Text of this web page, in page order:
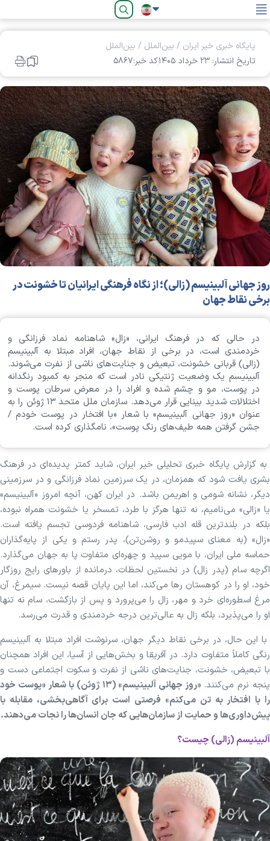
فارسی
پایگاه خبری خیر ایران / بین‌الملل / بین‌الملل
تاریخ انتشار: ۲۳ خرداد ۱۴۰۵
کد خبر:۵۸۶۷
روز جهانی آلبینیسم (زالی)؛ از نگاه فرهنگی ایرانیان تا خشونت در
برخی نقاط جهان
در حالی که در فرهنگ ایرانی، «زال» شاهنامه نماد فرزانگی و
خردمندی است، در برخی از نقاط جهان، افراد مبتلا به آلبینیسم
(زالی) قربانی خشونت، تبعیض و جنایت‌های ناشی از نفرت می‌شوند.
آلبینیسم یک وضعیت ژنتیکی نادر است که منجر به کمبود رنگدانه
در پوست، مو و چشم شده و افراد را در معرض سرطان پوست و
اختلالات شدید بینایی قرار می‌دهد. سازمان ملل متحد ۱۳ ژوئن را به
عنوان «روز جهانی آلبینیسم» با شعار «با افتخار در پوست خودم /
جشن گرفتن همه طیف‌های رنگ پوست»، نامگذاری کرده است.
به گزارش پایگاه خبری تحلیلی خیر ایران، شاید کمتر پدیده‌ای در فرهنگ
بشری یافت شود که همزمان، در یک سرزمین نماد فرزانگی و در سرزمینی
دیگر، نشانه شومی و اهریمن باشد. در ایران کهن، آنچه امروز «آلبینیسم»
یا «زالی» می‌نامیم، نه تنها هرگز با طرد، تمسخر یا خشونت همراه نبوده،
بلکه در بلندترین قله ادب فارسی، شاهنامه فردوسی تجسم یافته است.
«زال» (به معنای سپیدمو و روشن‌تن)، پدر رستم و یکی از پایه‌گذاران
حماسه ملی ایران، با مویی سپید و چهره‌ای متفاوت پا به جهان می‌گذارد.
اگرچه سام (پدر زال) در نخستین لحظات، درمانده از باورهای رایج روزگار
خود، او را در کوهستان رها می‌کند، اما این پایان قصه نیست. سیمرغ، آن
مرغ اسطوره‌ای خرد و مهر، زال را می‌پرورد و پس از بازگشت، سام نه تنها
او را می‌پذیرد، بلکه زال به عالی‌ترین درجه خردمندی و قدرت می‌رسد.
با این حال، در برخی نقاط دیگر جهان، سرنوشت افراد مبتلا به آلبینیسم
رنگی کاملاً متفاوت دارد. در آفریقا و بخش‌هایی از آسیا، این افراد همچنان
با تبعیض، خشونت، جنایت‌های ناشی از نفرت و سکوت اجتماعی دست و
پنجه نرم می‌کنند.
«روز جهانی آلبینیسم» (۱۳ ژوئن) با شعار «پوست خود
را با افتخار به تن می‌کنم» فرصتی است برای آگاهی‌بخشی، مقابله با
پیش‌داوری‌ها و حمایت از سازمان‌هایی که جان انسان‌ها را نجات می‌دهند.
آلبینیسم (زالی) چیست؟